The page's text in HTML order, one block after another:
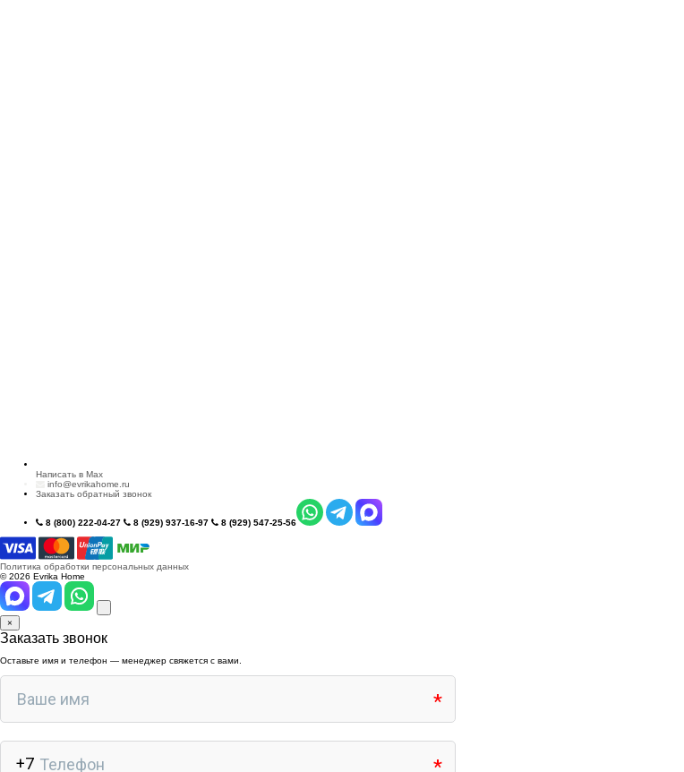
Написать в Max
info@evrikahome.ru
Заказать обратный звонок
8 (800) 222-04-27 8 (929) 937-16-97 8 (929) 547-25-56
Политика обработки персональных данных
© 2026 Evrika Home
×
Заказать звонок
Оставьте имя и телефон — менеджер свяжется с вами.